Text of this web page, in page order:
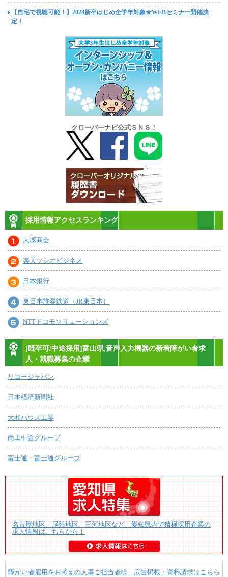
【自宅で視聴可能！】2028新卒はじめ全学年対象★WEBセミナー開催決
定！
クローバーナビ公式ＳＮＳ！
採用情報アクセスランキング
大塚商会
楽天ソシオビジネス
日本銀行
東日本旅客鉄道（JR東日本）
NTTドコモソリューションズ
[既卒可/中途採用]富山県,音声入力機器の新着障がい者求
人・就職募集の企業
リコージャパン
日本経済新聞社
大和ハウス工業
商工中金グループ
富士通・富士通グループ
名古屋地区、尾張地区、三河地区など、愛知県内で積極採用企業の
求人情報はこちらから！
障がい者雇用をお考えの人事ご担当者様 広告掲載・資料請求はこちら